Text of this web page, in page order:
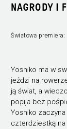
NAGRODY I
Światowa
Yoshiko ma w
jeździ na
ją świat, a
popija bez
Yoshiko
czterdziestką